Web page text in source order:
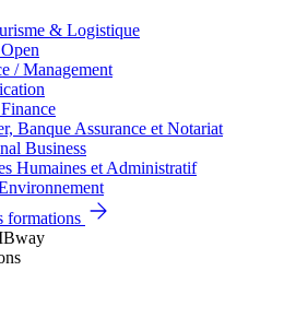
& Logistique
/ Management
Banque Assurance et Notariat
Business
Humaines et Administratif
formations